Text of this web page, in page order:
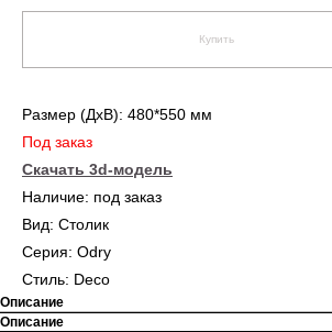
Купить
Размер (ДxВ): 480*550 мм
Под заказ
Скачать 3d-модель
Наличие: под заказ
Вид: Столик
Серия: Odry
Стиль: Deco
Описание
Описание